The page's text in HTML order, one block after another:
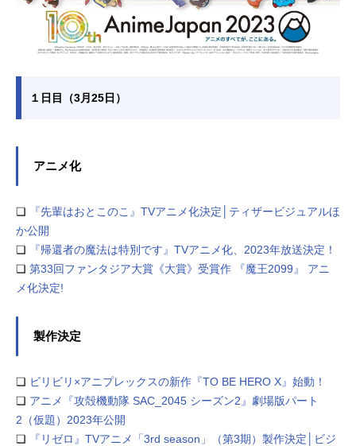
１日目（3月25日）
アニメ化
❏
『先輩はおとこのこ』TVアニメ化決定│ティザービジュアルほ
か公開
❏
『帰還者の魔法は特別です』TVアニメ化、2023年放送決定！
❏ 第33回ファンタジア大賞《大賞》受賞作 『魔王2099』 アニ
メ化決定!
製作決定
❏ ビリビリ×アニプレックスの新作『TO BE HERO X』始動！
❏ アニメ『攻殻機動隊 SAC_2045 シーズン2』劇場版パート
2（仮題）2023年公開
❏
『リゼロ』TVアニメ「3rd season」（第3期）製作決定│ビジ